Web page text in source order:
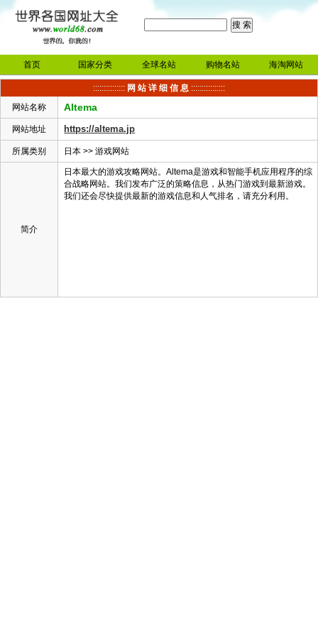
首页 国家分类 全球名站 购物名站 海淘网站
::::::::::::::: 网 站 详 细 信 息 ::::::::::::::::
网站名称
Altema
网站地址 https://altema.jp
所属类别 日本 >>游戏网站
简介
日本最大的游戏攻略网站。Altema是游戏和智能手机应用程序的综
合战略网站。我们发布广泛的策略信息，从热门游戏到最新游戏。
我们还会尽快提供最新的游戏信息和人气排名，请充分利用。